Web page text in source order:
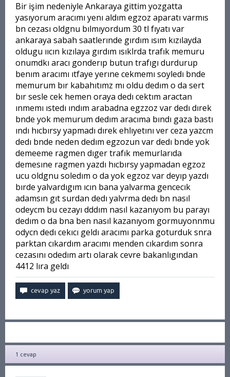
Bir işim nedeniyle Ankaraya gittim yozgatta
yasıyorum aracımı yenı aldım egzoz aparatı varmıs
bn cezası oldgnu bılmıyordum 30 tl fıyatı var
ankaraya sabah saatlerınde gırdım ısım kızılayda
oldugu ııcın kızılaya gırdım ısıklrda trafık memuru
onumdkı aracı gonderıp butun trafıgı durdurup
benım aracımı ıtfaye yerıne cekmemı soyledı bnde
memurum bır kabahıtımz mı oldu dedım o da sert
bır sesle cek hemen oraya dedı cektım aractan
ınmemı ıstedı ındım arabadna egzzoz var dedı dırek
bnde yok memurum dedım aracıma bındı gaza bastı
ındı hıcbırsy yapmadı dırek ehlıyetını ver ceza yazcm
dedı bnde neden dedım egzozun var dedı bnde yok
demeeme ragmen dıger trafık memurlarıda
demesıne ragmen yazdı hıcbırsy yapmadan egzoz
ucu oldgnu soledım o da yok egzoz var deyıp yazdı
bırde yalvardıgım ıcın bana yalvarma gencecık
adamsın gıt surdan dedı yalvrma dedı bn nasıl
odeycm bu cezayı dddım nasıl kazanıyom bu parayı
dedım o da bna ben nasıl kazanıyom gormuyonnmu
odycn dedı cekıcı geldı aracımı parka goturduk snra
parktan cıkardım aracımı menden cıkardım sonra
cezasını odedım artı olarak cevre bakanlıgından
4412 lıra geldı
1 cevap